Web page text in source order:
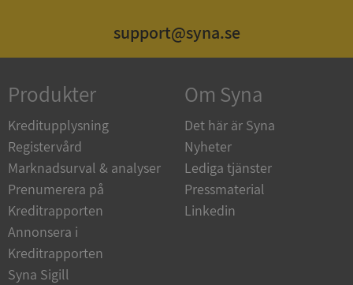
support@syna.se
Produkter
Kreditupplysning
Registervård
Marknadsurval & analyser
Prenumerera på
Kreditrapporten
Annonsera i
Kreditrapporten
Syna Sigill
Om Syna
Det här är Syna
Nyheter
Lediga tjänster
Pressmaterial
Linkedin
Corporation
de.syna.se
ARRAffinity
Corporation